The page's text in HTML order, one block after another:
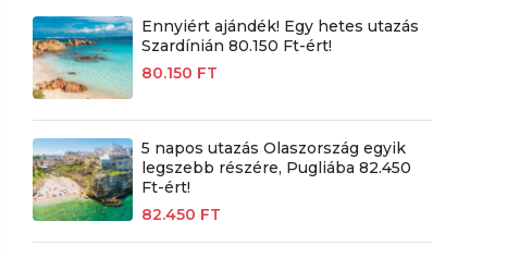
Ennyiért ajándék! Egy hetes utazás
Szardínián 80.150 Ft-ért!
80.150 FT
5 napos utazás Olaszország egyik
legszebb részére, Pugliába 82.450
Ft-ért!
82.450 FT